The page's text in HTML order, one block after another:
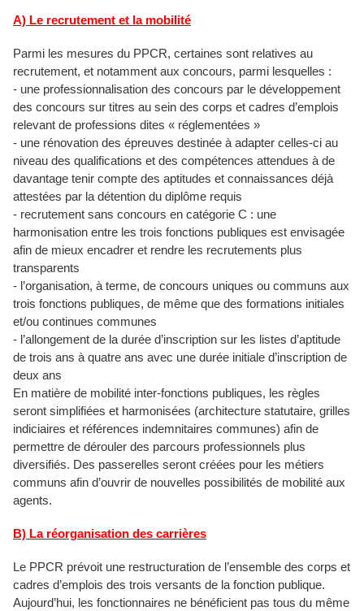
A) Le recrutement et la mobilité
Parmi les mesures du PPCR, certaines sont relatives au
recrutement, et notamment aux concours, parmi lesquelles :
- une professionnalisation des concours par le développement
des concours sur titres au sein des corps et cadres d’emplois
relevant de professions dites « réglementées »
- une rénovation des épreuves destinée à adapter celles-ci au
niveau des qualifications et des compétences attendues à de
davantage tenir compte des aptitudes et connaissances déjà
attestées par la détention du diplôme requis
- recrutement sans concours en catégorie C : une
harmonisation entre les trois fonctions publiques est envisagée
afin de mieux encadrer et rendre les recrutements plus
transparents
- l’organisation, à terme, de concours uniques ou communs aux
trois fonctions publiques, de même que des formations initiales
et/ou continues communes
- l’allongement de la durée d’inscription sur les listes d’aptitude
de trois ans à quatre ans avec une durée initiale d’inscription de
deux ans
En matière de mobilité inter-fonctions publiques, les règles
seront simplifiées et harmonisées (architecture statutaire, grilles
indiciaires et références indemnitaires communes) afin de
permettre de dérouler des parcours professionnels plus
diversifiés. Des passerelles seront créées pour les métiers
communs afin d’ouvrir de nouvelles possibilités de mobilité aux
agents.
B) La réorganisation des carrières
Le PPCR prévoit une restructuration de l’ensemble des corps et
cadres d’emplois des trois versants de la fonction publique.
Aujourd’hui, les fonctionnaires ne bénéficient pas tous du même